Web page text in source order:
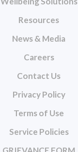
Resources
News & Media
Careers
Contact Us
Privacy Policy
Terms of Use
Service Policies